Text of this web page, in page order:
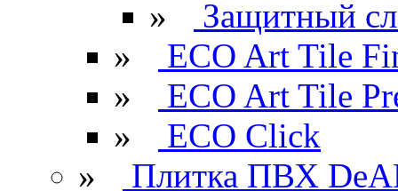
»
Защитный
»
ECO Art Tile
»
ECO Art Tile
»
ECO Click
»
Плитка ПВХ